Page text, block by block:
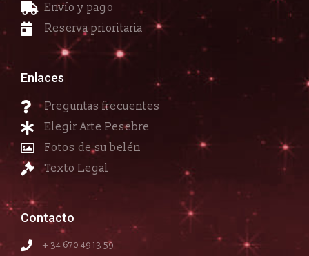
Envío y pago
Reserva prioritaria
Enlaces
Preguntas frecuentes
Elegir Arte Pesebre
Fotos de su belén
Texto Legal
Contacto
+ 34 670 49 13 59